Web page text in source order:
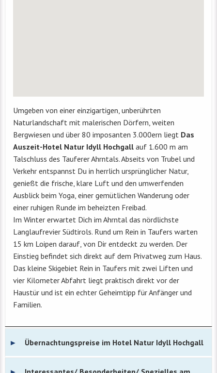
Umgeben von einer einzigartigen, unberührten
Naturlandschaft mit malerischen Dörfern, weiten
Bergwiesen und über 80 imposanten 3.000ern liegt Das
Auszeit-Hotel Natur Idyll Hochgall auf 1.600 m am
Talschluss des Tauferer Ahrntals. Abseits von Trubel und
Verkehr entspannst Du in herrlich ursprünglicher Natur,
genießt die frische, klare Luft und den umwerfenden
Ausblick beim Yoga, einer gemütlichen Wanderung oder
einer ruhigen Runde im beheizten Freibad.
Im Winter erwartet Dich im Ahrntal das nördlichste
Langlaufrevier Südtirols. Rund um Rein in Taufers warten
15 km Loipen darauf, von Dir entdeckt zu werden. Der
Einstieg befindet sich direkt auf dem Privatweg zum Haus.
Das kleine Skigebiet Rein in Taufers mit zwei Liften und
vier Kilometer Abfahrt liegt praktisch direkt vor der
Haustür und ist ein echter Geheimtipp für Anfänger und
Familien.
Übernachtungspreise im Hotel Natur Idyll Hochgall